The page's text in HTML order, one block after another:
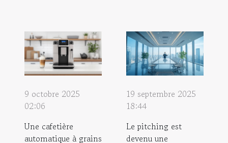
9 octobre 2025
02:06
Une cafetière
automatique à grains
19 septembre 2025
18:44
Le pitching est
devenu une